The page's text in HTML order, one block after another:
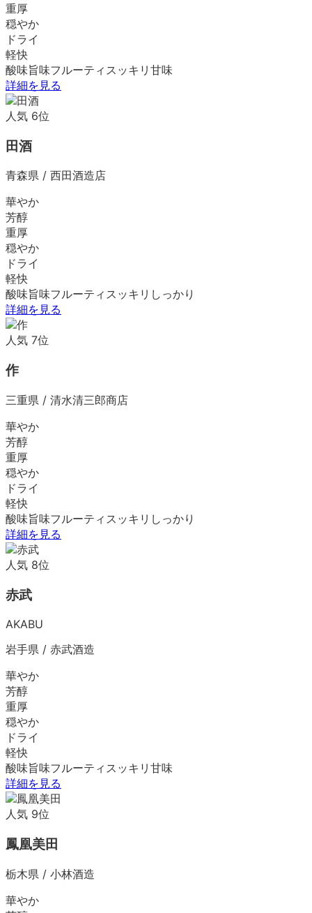
重厚
穏やか
ドライ
軽快
酸味旨味フルーティ スッキリ 甘味
詳細を見る
人気 6位
田酒
青森県 / 西田酒造店
華やか
芳醇
重厚
穏やか
ドライ
軽快
酸味旨味フルーティ スッキリ しっかり
詳細を見る
人気 7位
作
三重県 / 清水清三郎商店
華やか
芳醇
重厚
穏やか
ドライ
軽快
酸味旨味フルーティ スッキリ しっかり
詳細を見る
人気 8位
赤武
AKABU
岩手県 / 赤武酒造
華やか
芳醇
重厚
穏やか
ドライ
軽快
酸味旨味フルーティ スッキリ 甘味
詳細を見る
人気 9位
鳳凰美田
栃木県 / 小林酒造
華やか